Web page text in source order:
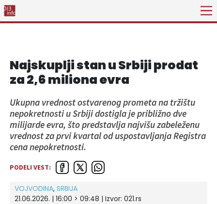
Najskuplji stan u Srbiji prodat
za 2,6 miliona evra
Ukupna vrednost ostvarenog prometa na tržištu
nepokretnosti u Srbiji dostigla je približno dve
milijarde evra, što predstavlja najvišu zabeleženu
vrednost za prvi kvartal od uspostavljanja Registra
cena nepokretnosti.
PODELI VEST:
VOJVODINA, SRBIJA
21.06.2026. | 16:00 > 09:48 | Izvor: 021.rs